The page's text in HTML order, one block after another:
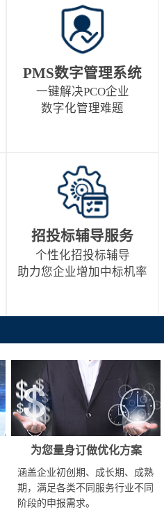
PMS数字管理系统
一键解决PCO企业
数字化管理难题
招投标辅导服务
个性化招投标辅导
助力您企业增加中标机率
为您量身订做优化方案
涵盖企业初创期、成长期、成熟
期，满足各类不同服务行业不同
阶段的申报需求。